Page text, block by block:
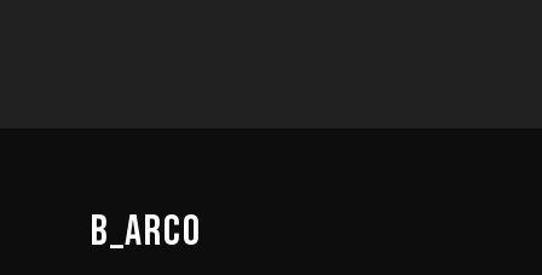
b_arco